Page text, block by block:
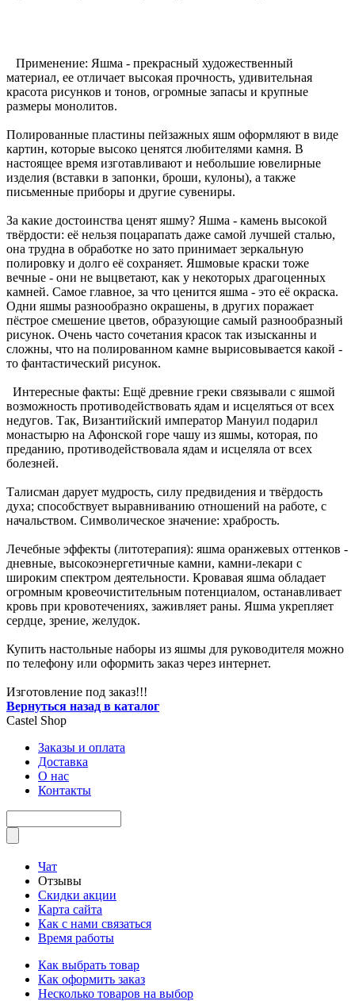
Применение: Яшма - прекрасный художественный
материал, ее отличает высокая прочность, удивительная
красота рисунков и тонов, огромные запасы и крупные
размеры монолитов.
Полированные пластины пейзажных яшм оформляют в виде
картин, которые высоко ценятся любителями камня. В
настоящее время изготавливают и небольшие ювелирные
изделия (вставки в запонки, броши, кулоны), а также
письменные приборы и другие сувениры.
За какие достоинства ценят яшму? Яшма - камень высокой
твёрдости: её нельзя поцарапать даже самой лучшей сталью,
она трудна в обработке но зато принимает зеркальную
полировку и долго её сохраняет. Яшмовые краски тоже
вечные - они не выцветают, как у некоторых драгоценных
камней. Самое главное, за что ценится яшма - это её окраска.
Одни яшмы разнообразно окрашены, в других поражает
пёстрое смешение цветов, образующие самый разнообразный
рисунок. Очень часто сочетания красок так изысканны и
сложны, что на полированном камне вырисовывается какой -
то фантастический рисунок.
Интересные факты: Ещё древние греки связывали с яшмой
возможность противодействовать ядам и исцеляться от всех
недугов. Так, Византийский император Мануил подарил
монастырю на Афонской горе чашу из яшмы, которая, по
преданию, противодействовала ядам и исцеляла от всех
болезней.
Талисман дарует мудрость, силу предвидения и твёрдость
духа; способствует выравниванию отношений на работе, с
начальством. Символическое значение: храбрость.
Лечебные эффекты (литотерапия): яшма оранжевых оттенков -
дневные, высокоэнергетичные камни, камни-лекари с
широким спектром деятельности. Кровавая яшма обладает
огромным кровеочистительным потенциалом, останавливает
кровь при кровотечениях, заживляет раны. Яшма укрепляет
сердце, зрение, желудок.
Купить настольные наборы из яшмы для руководителя можно
по телефону или оформить заказ через интернет.
Изготовление под заказ!!!
Вернуться назад в каталог
Castel Shop
Заказы и оплата
Доставка
О нас
Контакты
Чат
Отзывы
Скидки акции
Карта сайта
Как с нами связаться
Время работы
Как выбрать товар
Как оформить заказ
Несколько товаров на выбор